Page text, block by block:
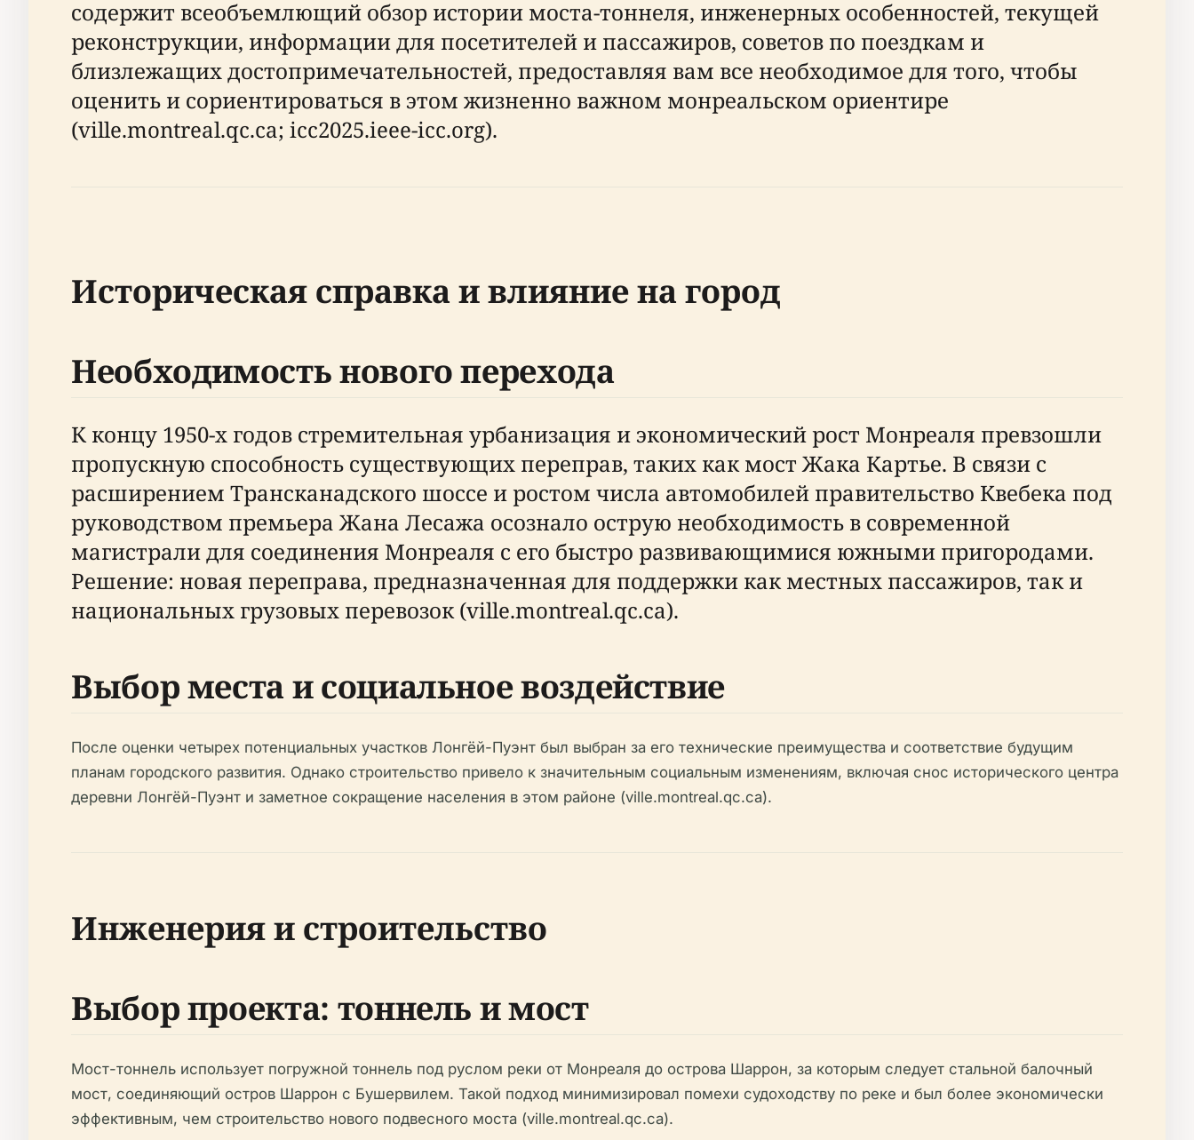
содержит всеобъемлющий обзор истории моста-тоннеля, инженерных особенностей, текущей
реконструкции, информации для посетителей и пассажиров, советов по поездкам и
близлежащих достопримечательностей, предоставляя вам все необходимое для того, чтобы
оценить и сориентироваться в этом жизненно важном монреальском ориентире
(ville.montreal.qc.ca; icc2025.ieee-icc.org).
Историческая справка и влияние на город
Необходимость нового перехода
К концу 1950-х годов стремительная урбанизация и экономический рост Монреаля превзошли
пропускную способность существующих переправ, таких как мост Жака Картье. В связи с
расширением Трансканадского шоссе и ростом числа автомобилей правительство Квебека под
руководством премьера Жана Лесажа осознало острую необходимость в современной
магистрали для соединения Монреаля с его быстро развивающимися южными пригородами.
Решение: новая переправа, предназначенная для поддержки как местных пассажиров, так и
национальных грузовых перевозок (ville.montreal.qc.ca).
Выбор места и социальное воздействие
После оценки четырех потенциальных участков Лонгёй-Пуэнт был выбран за его технические преимущества и соответствие будущим
планам городского развития. Однако строительство привело к значительным социальным изменениям, включая снос исторического центра
деревни Лонгёй-Пуэнт и заметное сокращение населения в этом районе (ville.montreal.qc.ca).
Инженерия и строительство
Выбор проекта: тоннель и мост
Мост-тоннель использует погружной тоннель под руслом реки от Монреаля до острова Шаррон, за которым следует стальной балочный
мост, соединяющий остров Шаррон с Бушервилем. Такой подход минимизировал помехи судоходству по реке и был более экономически
эффективным, чем строительство нового подвесного моста (ville.montreal.qc.ca).